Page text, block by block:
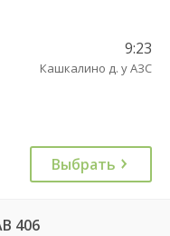
9:23
Кашкалино д. у АЗС
Выбрать
406